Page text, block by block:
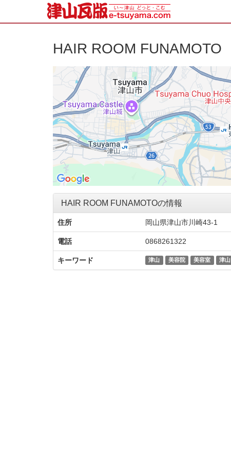
HAIR ROOM FUNAMOTO
HAIR ROOM FUNAMOTOの情報
住所 岡山県津山市川崎43-1
電話 0868261322
キーワード 津山 美容院 美容室 津山